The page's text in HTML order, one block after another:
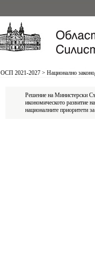
ОСП 2021-2027 > Национално
Решение на Министерски
икономическото развитие
националните приоритети